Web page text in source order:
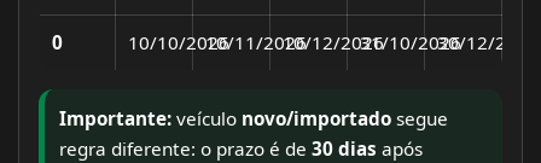
0 10/10/202610/11/202610/12/202631/10/202630/12/2026
Importante: veículo novo/importado segue
regra diferente: o prazo é de 30 dias após